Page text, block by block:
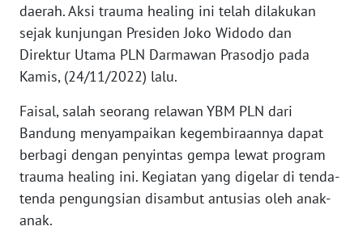
daerah. Aksi trauma healing ini telah dilakukan
sejak kunjungan Presiden Joko Widodo dan
Direktur Utama PLN Darmawan Prasodjo pada
Kamis, (24/11/2022) lalu.
Faisal, salah seorang relawan YBM PLN dari
Bandung menyampaikan kegembiraannya dapat
berbagi dengan penyintas gempa lewat program
trauma healing ini. Kegiatan yang digelar di tenda-
tenda pengungsian disambut antusias oleh anak-
anak.
WN
JAMBI
WN
WN
NTB
WN
SULTENG